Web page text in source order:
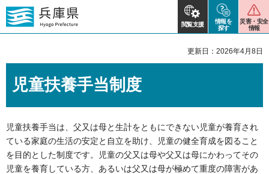
閲覧支援
情報を
探す
災害・安全
情報
更新日：2026年4月8日
児童扶養手当制度
児童扶養手当は、父又は母と生計をともにできない児童が養育され
ている家庭の生活の安定と自立を助け、児童の健全育成を図ること
を目的とした制度です。児童の父又は母や父又は母にかわってその
児童を養育している方、あるいは父又は母が極めて重度の障害があ